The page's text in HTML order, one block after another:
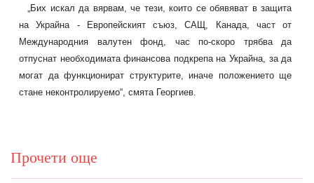
„Бих искал да вярвам, че тези, които се обявяват в защита
на Украйна - Европейският съюз, САЩ, Канада, част от
Международния валутен фонд, час по-скоро трябва да
отпуснат необходимата финансова подкрепа на Украйна, за да
могат да функционират структурите, иначе положението ще
стане неконтролируемо“, смята Георгиев.
Прочети още